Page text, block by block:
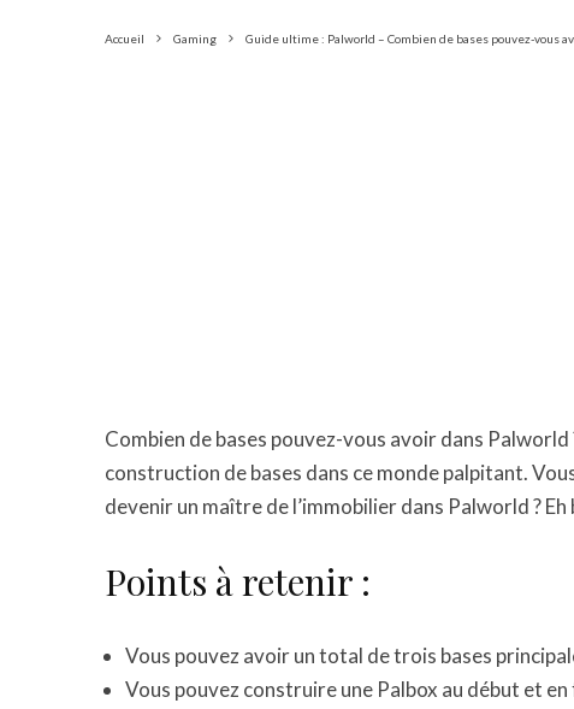
Accueil Gaming Guide ultime : Palworld – Combien de bases pouvez-vous
Combien de bases pouvez-vous avoir dans
construction de bases dans ce monde palpitant.
devenir un maître de l’immobilier dans Palworld ?
Points à retenir :
Vous pouvez avoir un total de trois bases
Vous pouvez construire une Palbox au début et